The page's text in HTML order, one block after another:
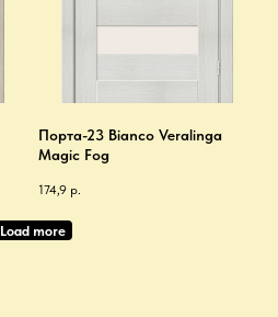
Порта-23 Bianco Veralinga
Magic Fog
174,9 р.
Load more